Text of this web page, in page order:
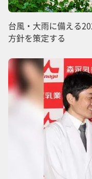
台風・大雨に備える
方針を策定する